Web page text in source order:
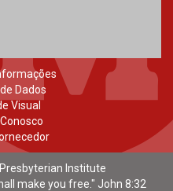
Dados
Visual
Institute
make you free." John 8:32